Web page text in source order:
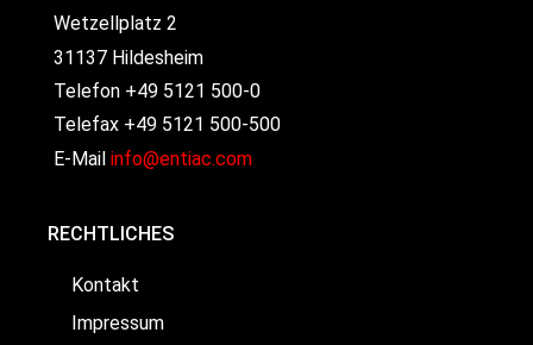
Wetzellplatz 2
31137 Hildesheim
Telefon +49 5121 500-0
Telefax +49 5121 500-500
E-Mail info@entiac.com
RECHTLICHES
Kontakt
Impressum